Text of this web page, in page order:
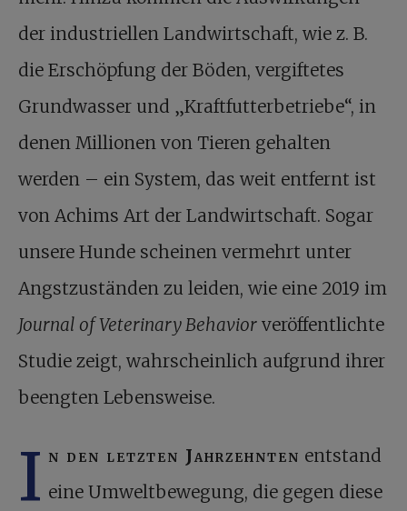
der industriellen Landwirtschaft, wie z. B.
die Erschöpfung der Böden, vergiftetes
Grundwasser und „Kraftfutterbetriebe“, in
denen Millionen von Tieren gehalten
werden – ein System, das weit entfernt ist
von Achims Art der Landwirtschaft. Sogar
unsere Hunde scheinen vermehrt unter
Angstzuständen zu leiden, wie eine 2019 im
Journal of Veterinary Behavior veröffentlichte
Studie zeigt, wahrscheinlich aufgrund ihrer
beengten Lebensweise.
I n den letzten Jahrzehnten entstand
eine Umweltbewegung, die gegen diese